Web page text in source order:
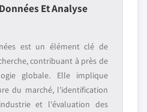
Et Analyse
est un élément clé de
contribuant à près de
globale. Elle implique
du marché, l'identification
et l'évaluation des